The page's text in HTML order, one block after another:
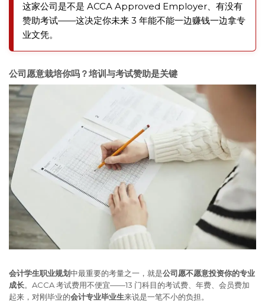
这家公司是不是 ACCA Approved Employer、有没有
赞助考试——这决定你未来 3 年能不能一边赚钱一边拿专
业文凭。
公司愿意栽培你吗？培训与考试赞助是关键
会计学生职业规划中最重要的考量之一，就是公司愿不愿意投资你的专业
成长。ACCA 考试费用不便宜——13 门科目的考试费、年费、会员费加
起来，对刚毕业的会计专业毕业生来说是一笔不小的负担。